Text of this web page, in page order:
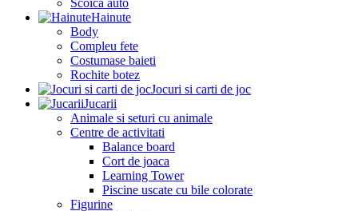
Hainute
Body
Compleu fete
Costumase baieti
Rochite botez
Jocuri si carti de joc
Jucarii
Animale si seturi cu animale
Centre de activitati
Balance board
Cort de joaca
Learning Tower
Piscine uscate cu bile colorate
Figurine